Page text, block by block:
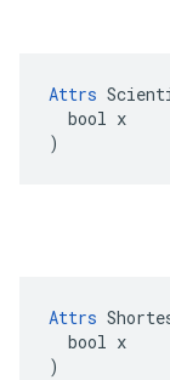
Attrs
  bool x
)
Attrs
  bool x
)